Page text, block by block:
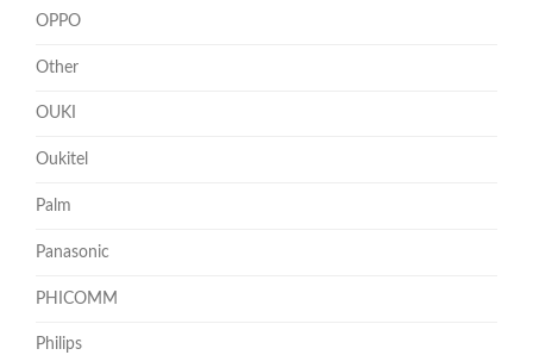
OPPO
Other
OUKI
Oukitel
Palm
Panasonic
PHICOMM
Philips